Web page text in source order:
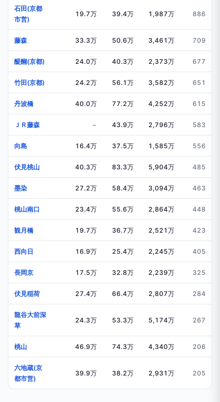
石田(京都
市営)
19.7万 39.4万 1,987万 886
藤森 33.3万 50.6万 3,461万 709
醍醐(京都) 24.0万 40.3万 2,373万 677
竹田(京都) 24.2万 56.1万 3,582万 651
丹波橋 40.0万 77.2万 4,252万 615
ＪＲ藤森 − 43.9万 2,796万 583
向島 16.4万 37.5万 1,585万 556
伏見桃山 40.3万 83.3万 5,904万 485
墨染 27.2万 58.4万 3,094万 463
桃山南口 23.4万 55.6万 2,864万 448
観月橋 19.7万 36.7万 2,521万 423
西向日 16.9万 25.4万 2,245万 405
長岡京 17.5万 32.8万 2,239万 325
伏見稲荷 27.4万 66.4万 2,807万 284
龍谷大前深
草
24.3万 53.3万 5,174万 267
桃山 46.9万 74.3万 4,340万 206
六地蔵(京
都市営)
39.9万 38.2万 2,931万 205